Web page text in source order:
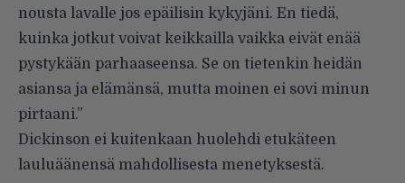
nousta lavalle jos epäilisin kykyjäni. En tiedä,
kuinka jotkut voivat keikkailla vaikka eivät enää
pystykään parhaaseensa. Se on tietenkin heidän
asiansa ja elämänsä, mutta moinen ei sovi minun
pirtaani.”
Dickinson ei kuitenkaan huolehdi etukäteen
lauluäänensä mahdollisesta menetyksestä.